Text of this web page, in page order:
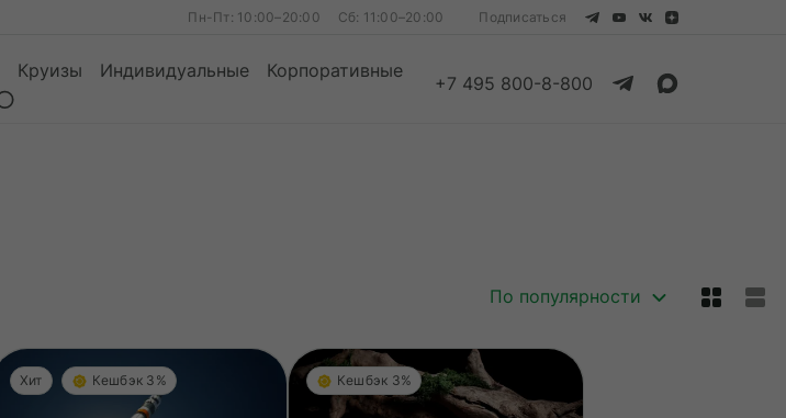
Пн-Пт: 10:00–20:00 Сб: 11:00–20:00 Подписаться
Круизы Индивидуальные Корпоративные
+7 495 800-8-800
По популярности
Хит Кешбэк 3% Кешбэк 3%